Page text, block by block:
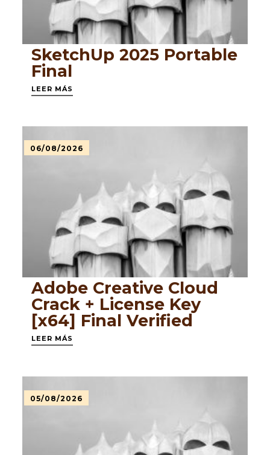
SketchUp 2025 Portable
Final
LEER MÁS
06/08/2026
Adobe Creative Cloud
Crack + License Key
[x64] Final Verified
LEER MÁS
05/08/2026